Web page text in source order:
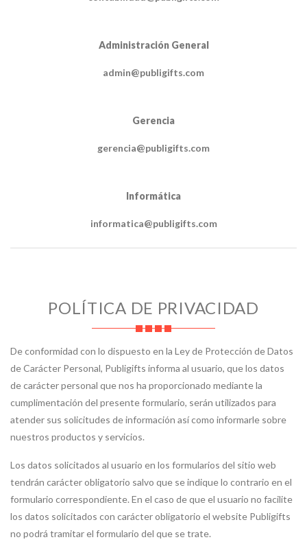
Administración General
admin@publigifts.com
Gerencia
gerencia@publigifts.com
Informática
informatica@publigifts.com
POLÍTICA DE PRIVACIDAD
De conformidad con lo dispuesto en la Ley de Protección de Datos
de Carácter Personal, Publigifts informa al usuario, que los datos
de carácter personal que nos ha proporcionado mediante la
cumplimentación del presente formulario, serán utilizados para
atender sus solicitudes de información así como informarle sobre
nuestros productos y servicios.
Los datos solicitados al usuario en los formularios del sitio web
tendrán carácter obligatorio salvo que se indique lo contrario en el
formulario correspondiente. En el caso de que el usuario no facilite
los datos solicitados con carácter obligatorio el website Publigifts
no podrá tramitar el formulario del que se trate.